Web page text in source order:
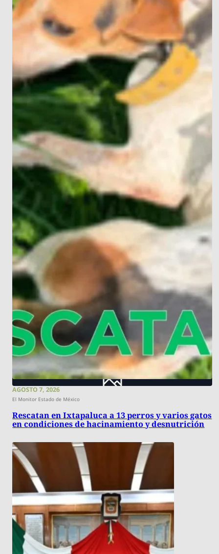
AGOSTO 7, 2026
El Monitor Estado de México
Rescatan en Ixtapaluca a 13 perros y varios gatos
en condiciones de hacinamiento y desnutrición